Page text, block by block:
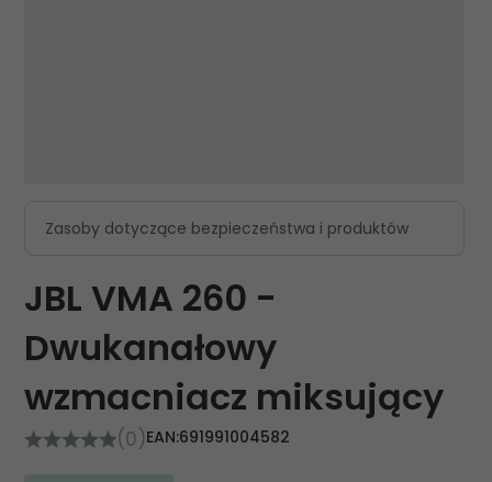
Zasoby dotyczące bezpieczeństwa i produktów
JBL VMA 260 -
Dwukanałowy
wzmacniacz miksujący
(0)EAN:691991004582